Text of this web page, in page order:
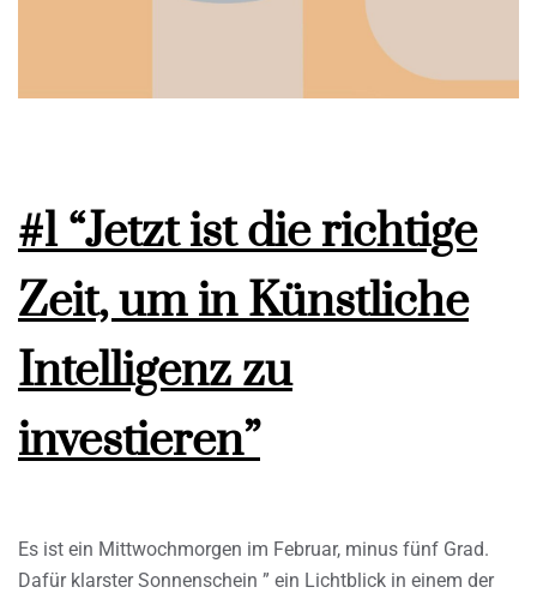
#1 “Jetzt ist die richtige
Zeit, um in Künstliche
Intelligenz zu
investieren”
Es ist ein Mittwochmorgen im Februar, minus fünf Grad.
Dafür klarster Sonnenschein ” ein Lichtblick in einem der